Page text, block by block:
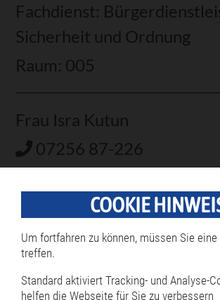
Fachdienst:
Sicherheit und Ordnung
Raum: 005
Frau Isra Kutun
07256 87-226
Fachdienst: Wahlen,
Verkehrswesen
Raum: 008
COOKIE
Um fortfahren zu können, müssen Sie eine
treffen.
Standard aktiviert Tracking- und Analyse-
helfen die Webseite für Sie zu verbessern